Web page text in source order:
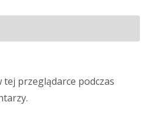
przeglądarce podczas